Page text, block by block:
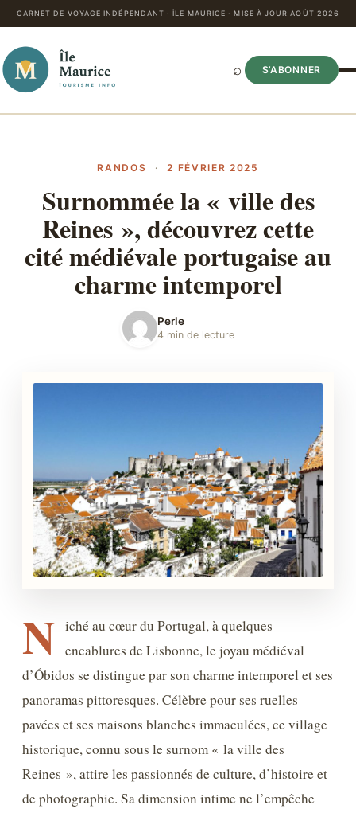
CARNET DE VOYAGE INDÉPENDANT · ÎLE MAURICE · MISE À JOUR AOÛT 2026
⌕ S’ABONNER
RANDOS · 2 FÉVRIER 2025
Surnommée la « ville des
Reines », découvrez cette
cité médiévale portugaise au
charme intemporel
Perle
4 min de lecture
N iché au cœur du Portugal, à quelques
encablures de Lisbonne, le joyau médiéval
d’Óbidos se distingue par son charme intemporel et ses
panoramas pittoresques. Célèbre pour ses ruelles
pavées et ses maisons blanches immaculées, ce village
historique, connu sous le surnom « la ville des
Reines », attire les passionnés de culture, d’histoire et
de photographie. Sa dimension intime ne l’empêche